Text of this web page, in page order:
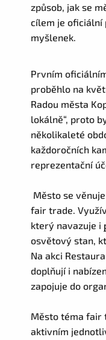
způsob, jak se
cílem je oficiální
myšlenek.
Prvním
proběhlo na
Radou města
lokálně“, proto
několikaleté
každoročních
reprezentační
Město se
fair trade.
který navazuje i
osvětový stan,
Na akci
doplňují i
zapojuje do
Město téma fair
aktivním